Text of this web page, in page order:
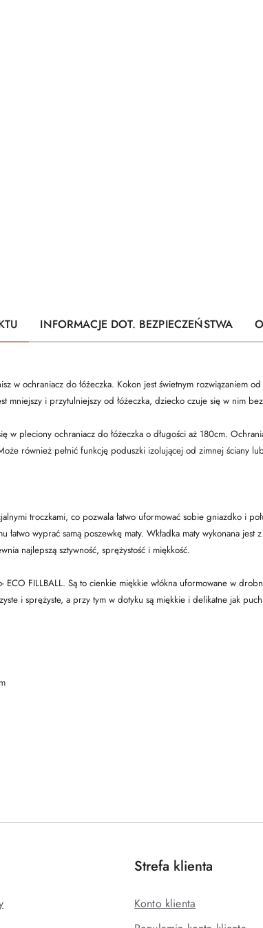
INFORMACJE DOT. BEZPIECZEŃSTWA
w ochraniacz do łóżeczka. Kokon jest świetnym rozwiązaniem
mniejszy i przytulniejszy od łóżeczka, dziecko czuje się w nim
w pleciony ochraniacz do łóżeczka o długości aż 180cm.
również pełnić funkcję poduszki izolującej od zimnej ściany
troczkami, co pozwala łatwo uformować sobie gniazdko i
wyprać samą poszewkę maty. Wkładka maty wykonana
najlepszą sztywność, sprężystość i miękkość.
ECO FILLBALL. Są to cienkie miękkie włókna uformowane w
i sprężyste, a przy tym w dotyku są miękkie i delikatne jak
Strefa klienta
Konto klienta